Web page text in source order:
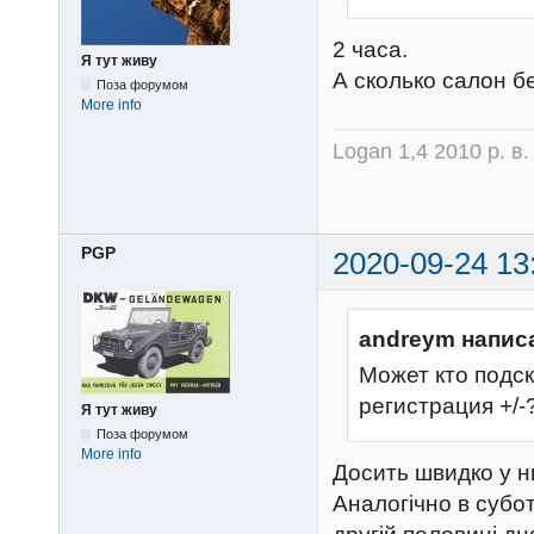
Я тут живу
Поза форумом
More info
2 часа.
А сколько салон
Logan 1,4 2010 р.
PGP 2020-09-24
Я тут живу
Поза форумом
More info
andreym
Может кто
регистрация +/-
Досить швидко у
Аналогічно в